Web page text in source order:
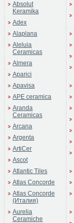
Absolut
Keramika
Adex
Alaplana
Aleluia
Ceramicas
Almera
Aparici
Apavisa
APE ceramica
Aranda
Ceramicas
Arcana
Argenta
ArtiCer
Ascot
Atlantic Tiles
Atlas Concorde
Atlas Concorde
(Италия)
Aurelia
Ceramiche